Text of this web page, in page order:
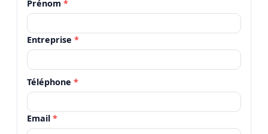
Prénom *
Entreprise *
Téléphone *
Email *